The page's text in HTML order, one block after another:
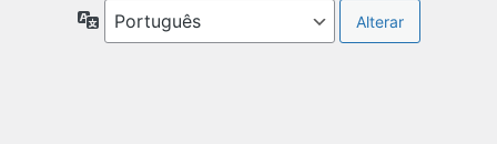
Idioma